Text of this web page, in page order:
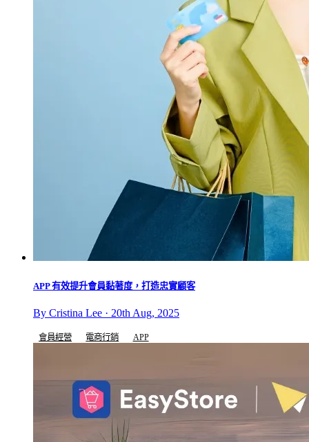
APP 有效提升會員黏著度，打造忠實顧客
By Cristina Lee · 20th Aug, 2025
會員經營 電商行銷 APP